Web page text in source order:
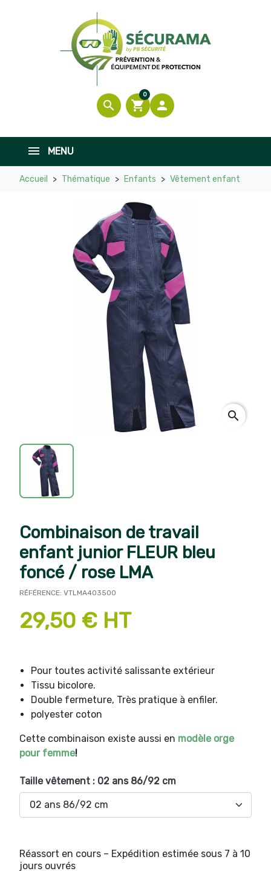
search shopping_cart
0

MENU
Accueil Thématique Enfants Vêtement enfant
search
Combinaison de travail
enfant junior FLEUR bleu
foncé / rose LMA
RÉFÉRENCE: VTLMA403500
29,50 € HT
Pour toutes activité salissante extérieur
Tissu bicolore.
Double fermeture, Très pratique à enfiler.
polyester coton
Cette combinaison existe aussi en modèle orge
pour femme!
Taille vêtement : 02 ans 86/92 cm
Réassort en cours – Expédition estimée sous 7 à 10
jours ouvrés